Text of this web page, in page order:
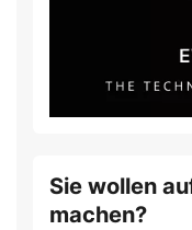
Sie wollen
machen?